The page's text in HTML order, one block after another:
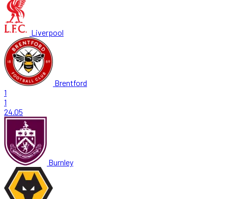
Liverpool
Brentford
1
1
24.05
Burnley